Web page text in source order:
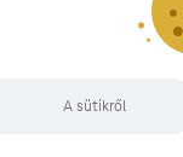
A sütikről